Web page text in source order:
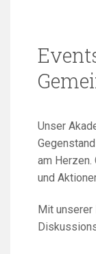
Unser
am Herzen.
und
Mit